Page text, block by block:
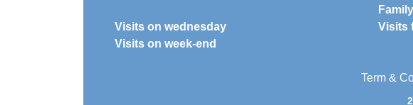
Visits on wednesday
Visits on week-end
Visits
Term &